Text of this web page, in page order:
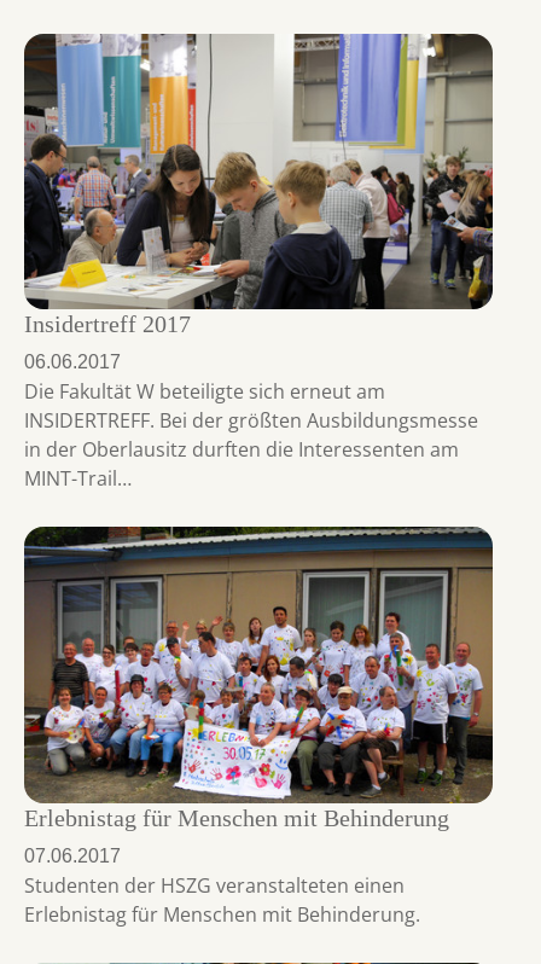
Insidertreff 2017
06.06.2017
Die Fakultät W beteiligte sich erneut am
INSIDERTREFF. Bei der größten Ausbildungsmesse
in der Oberlausitz durften die Interessenten am
MINT-Trail…
Erlebnistag für Menschen mit Behinderung
07.06.2017
Studenten der HSZG veranstalteten einen
Erlebnistag für Menschen mit Behinderung.